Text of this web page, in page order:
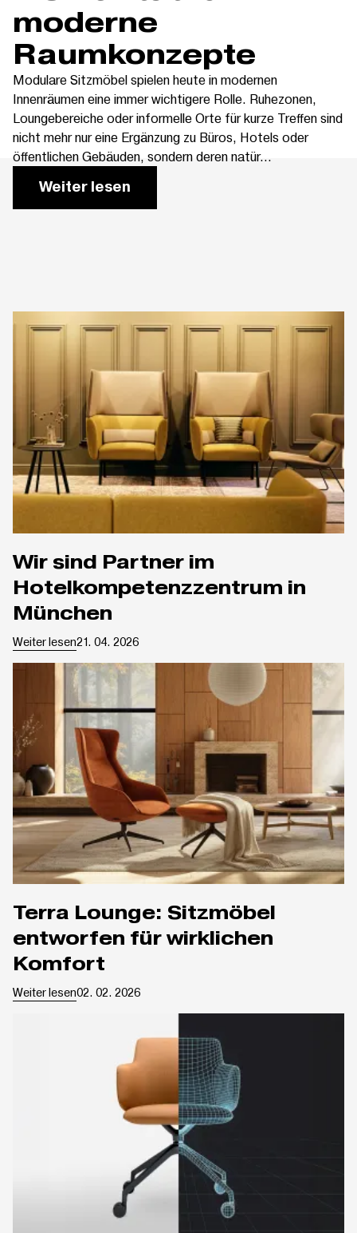
moderne
Raumkonzepte
Modulare Sitzmöbel spielen heute in modernen
Innenräumen eine immer wichtigere Rolle. Ruhezonen,
Loungebereiche oder informelle Orte für kurze Treffen sind
nicht mehr nur eine Ergänzung zu Büros, Hotels oder
öffentlichen Gebäuden, sondern deren natür...
Weiter lesen
Wir sind Partner im
Hotelkompetenzzentrum in
München
Weiter lesen21. 04. 2026
Terra Lounge: Sitzmöbel
entworfen für wirklichen
Komfort
Weiter lesen02. 02. 2026